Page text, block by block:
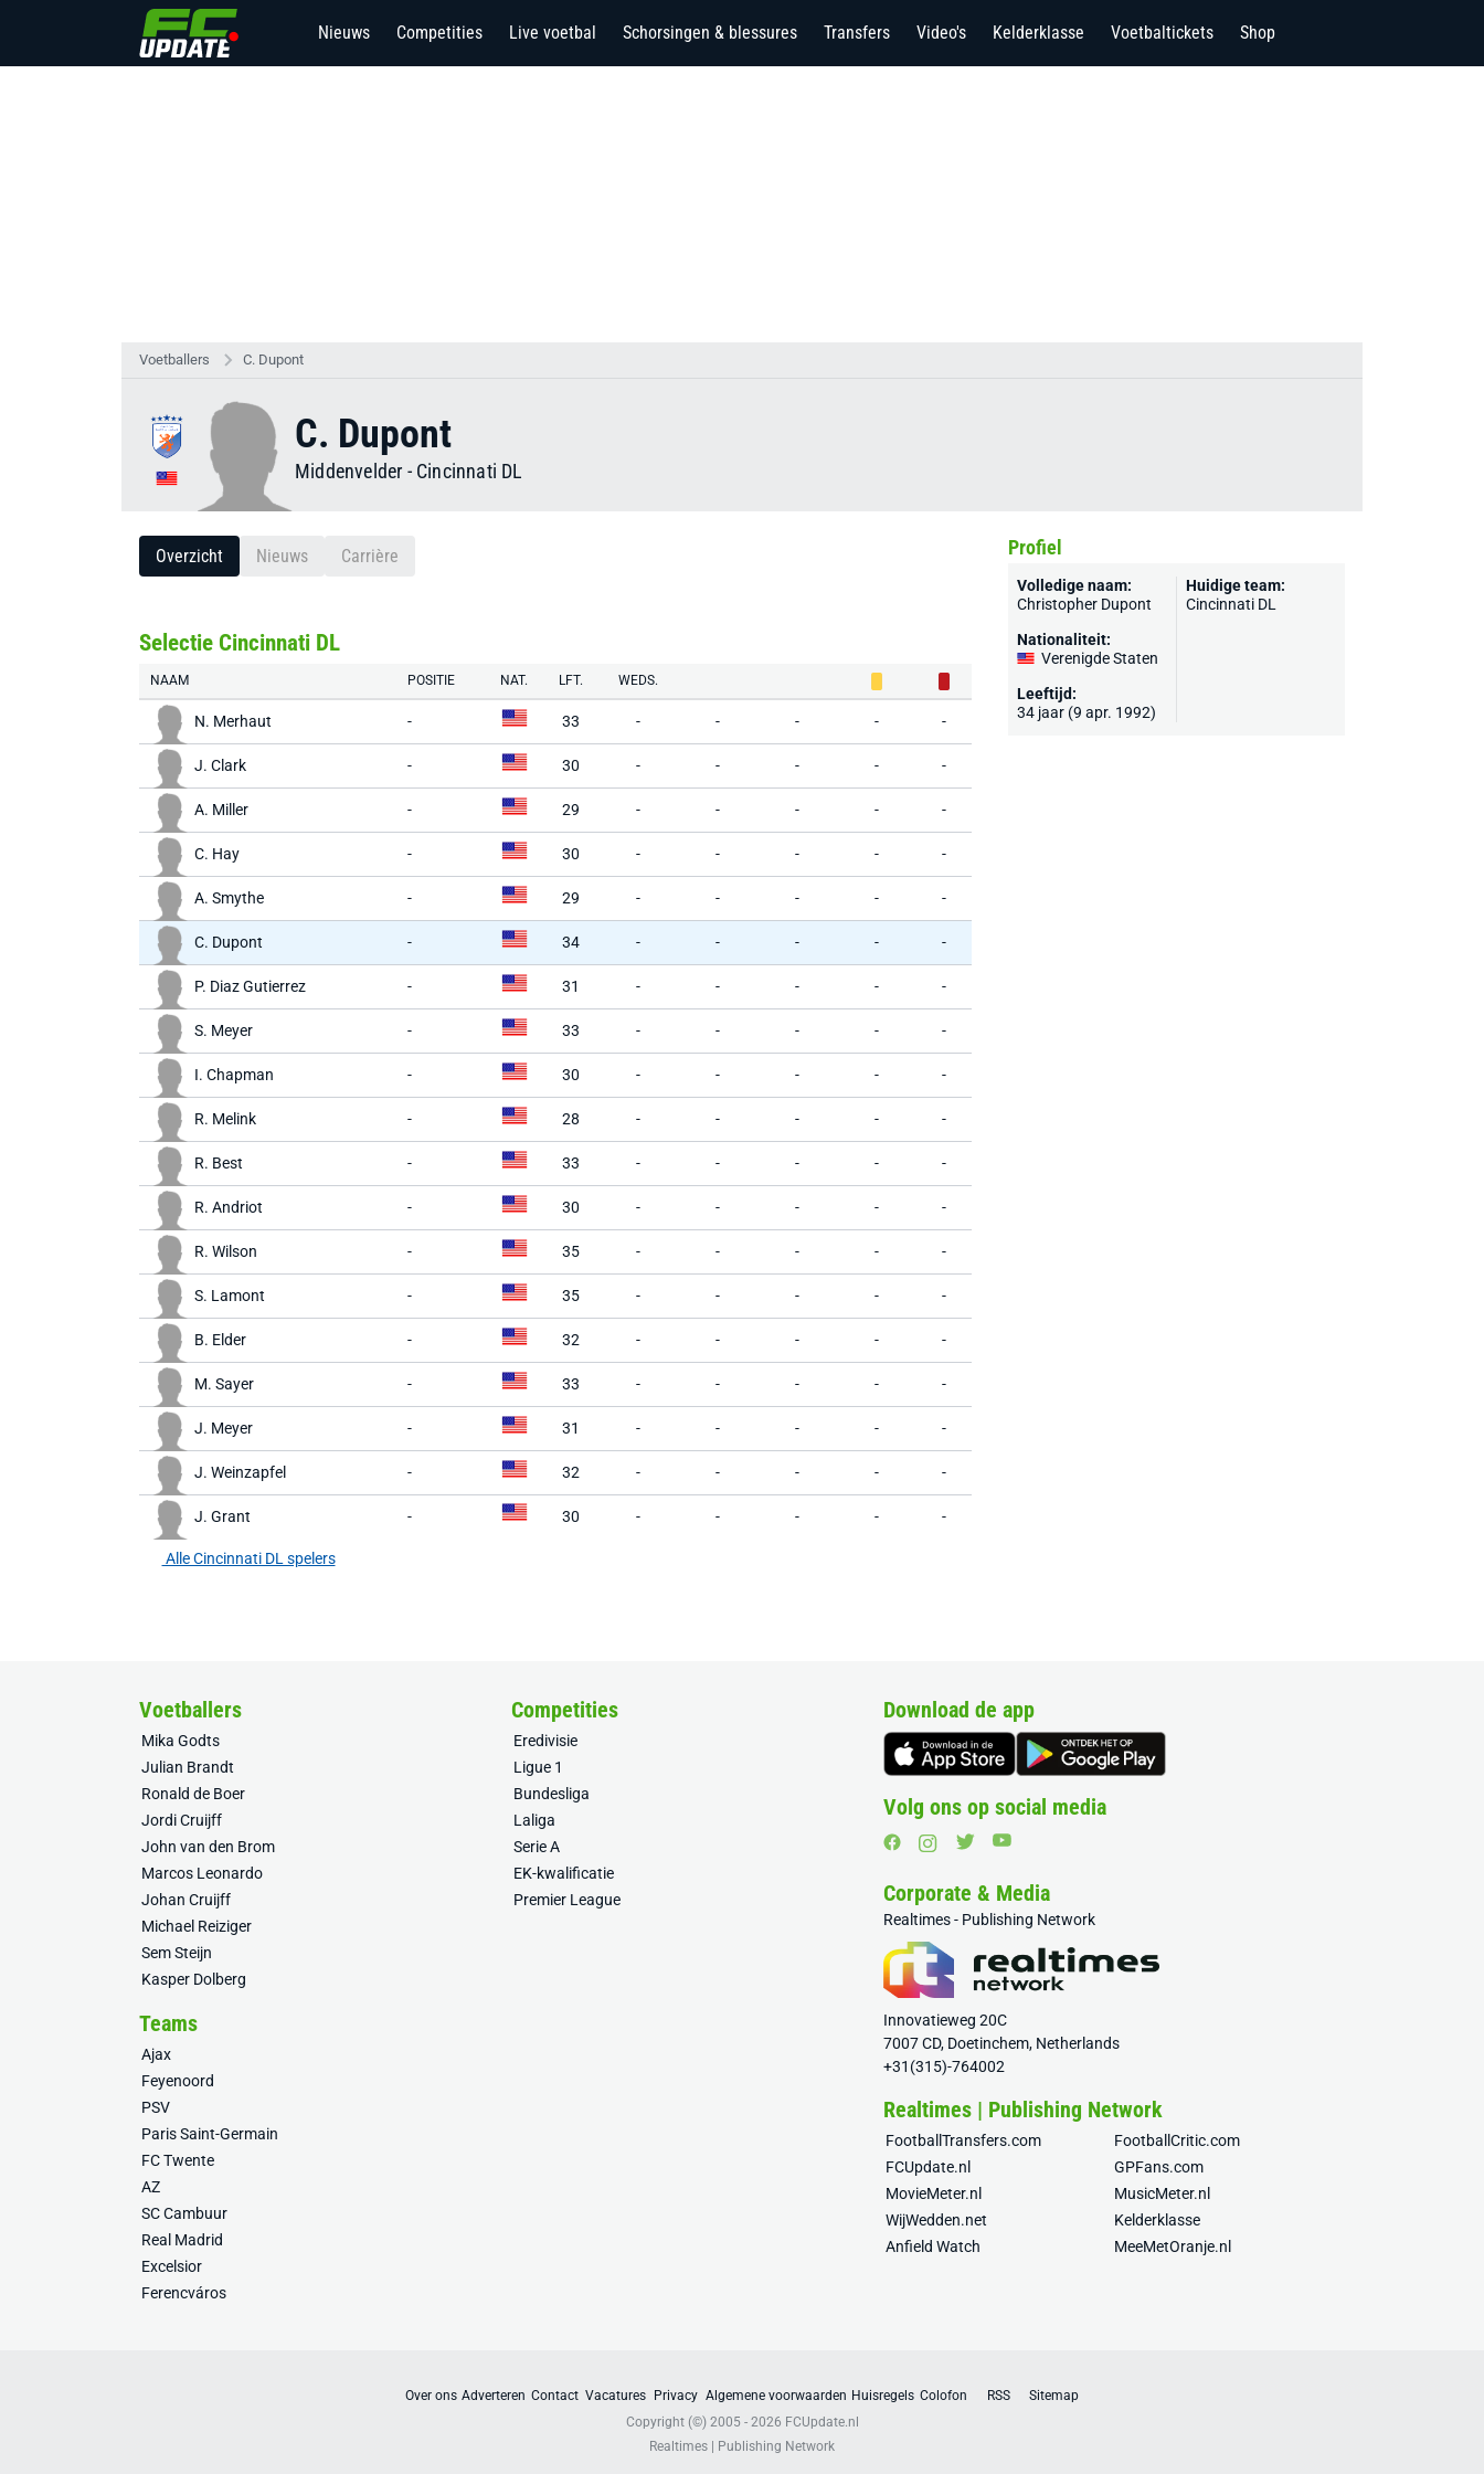
Nieuws Competities Live voetbal Schorsingen & blessures Transfers Video's Kelderklasse Voetbaltickets Shop
Voetballers C. Dupont
C. Dupont
Middenvelder - Cincinnati DL
Overzicht Nieuws Carrière
Selectie Cincinnati DL
NAAM POSITIE NAT. LFT. WEDS.
N. Merhaut - 33 - - - - -
J. Clark - 30 - - - - -
A. Miller - 29 - - - - -
C. Hay - 30 - - - - -
A. Smythe - 29 - - - - -
C. Dupont - 34 - - - - -
P. Diaz Gutierrez - 31 - - - - -
S. Meyer - 33 - - - - -
I. Chapman - 30 - - - - -
R. Melink - 28 - - - - -
R. Best - 33 - - - - -
R. Andriot - 30 - - - - -
R. Wilson - 35 - - - - -
S. Lamont - 35 - - - - -
B. Elder - 32 - - - - -
M. Sayer - 33 - - - - -
J. Meyer - 31 - - - - -
J. Weinzapfel - 32 - - - - -
J. Grant - 30 - - - - -
Alle Cincinnati DL spelers
Profiel
Volledige naam:
Christopher Dupont
Nationaliteit:
Verenigde Staten
Leeftijd:
34 jaar (9 apr. 1992)
Huidige team:
Cincinnati DL
Voetballers
Mika Godts
Julian Brandt
Ronald de Boer
Jordi Cruijff
John van den Brom
Marcos Leonardo
Johan Cruijff
Michael Reiziger
Sem Steijn
Kasper Dolberg
Competities
Eredivisie
Ligue 1
Bundesliga
Laliga
Serie A
EK-kwalificatie
Premier League
Teams
Ajax
Feyenoord
PSV
Paris Saint-Germain
FC Twente
AZ
SC Cambuur
Real Madrid
Excelsior
Ferencváros
Download de app
Volg ons op social media
Corporate & Media
Realtimes - Publishing Network
Innovatieweg 20C
7007 CD, Doetinchem, Netherlands
+31(315)-764002
Realtimes | Publishing Network
FootballTransfers.com
FootballCritic.com
FCUpdate.nl
GPFans.com
MovieMeter.nl
MusicMeter.nl
WijWedden.net
Kelderklasse
Anfield Watch
MeeMetOranje.nl
Over ons Adverteren Contact Vacatures Privacy Algemene voorwaarden Huisregels Colofon RSS
Sitemap
Copyright (©) 2005 - 2026 FCUpdate.nl
Realtimes | Publishing Network